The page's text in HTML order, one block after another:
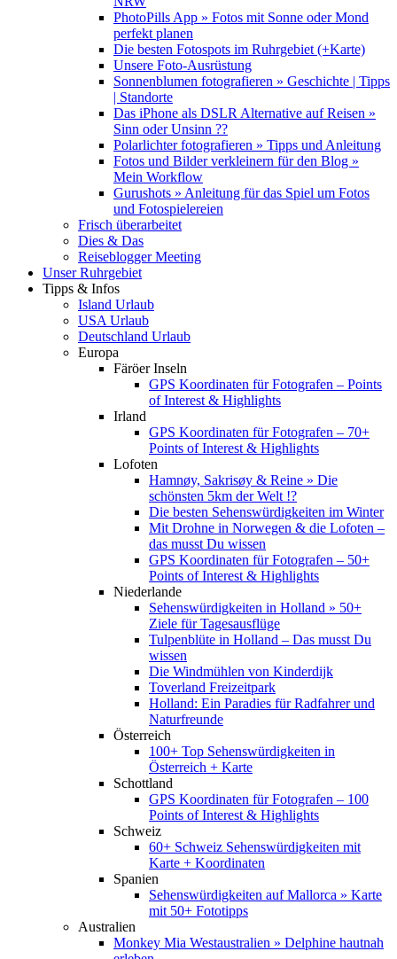
PhotoPills App » Fotos mit Sonne oder Mond
perfekt planen
Die besten Fotospots im Ruhrgebiet (+Karte)
Unsere Foto-Ausrüstung
Sonnenblumen fotografieren » Geschichte | Tipps
| Standorte
Das iPhone als DSLR Alternative auf Reisen »
Sinn oder Unsinn ??
Polarlichter fotografieren » Tipps und Anleitung
Fotos und Bilder verkleinern für den Blog »
Mein Workflow
Gurushots » Anleitung für das Spiel um Fotos
und Fotospielereien
Frisch überarbeitet
Dies & Das
Reiseblogger Meeting
Unser Ruhrgebiet
Tipps & Infos
Island Urlaub
USA Urlaub
Deutschland Urlaub
Europa
Färöer Inseln
GPS Koordinaten für Fotografen – Points
of Interest & Highlights
Irland
GPS Koordinaten für Fotografen – 70+
Points of Interest & Highlights
Lofoten
Hamnøy, Sakrisøy & Reine » Die
schönsten 5km der Welt !?
Die besten Sehenswürdigkeiten im Winter
Mit Drohne in Norwegen & die Lofoten –
das musst Du wissen
GPS Koordinaten für Fotografen – 50+
Points of Interest & Highlights
Niederlande
Sehenswürdigkeiten in Holland » 50+
Ziele für Tagesausflüge
Tulpenblüte in Holland – Das musst Du
wissen
Die Windmühlen von Kinderdijk
Toverland Freizeitpark
Holland: Ein Paradies für Radfahrer und
Naturfreunde
Österreich
100+ Top Sehenswürdigkeiten in
Österreich + Karte
Schottland
GPS Koordinaten für Fotografen – 100
Points of Interest & Highlights
Schweiz
60+ Schweiz Sehenswürdigkeiten mit
Karte + Koordinaten
Spanien
Sehenswürdigkeiten auf Mallorca » Karte
mit 50+ Fototipps
Australien
Monkey Mia Westaustralien » Delphine hautnah